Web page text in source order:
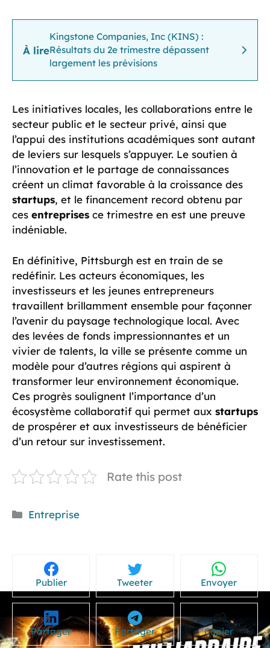
À lire
Kingstone Companies, Inc (KINS) :
Résultats du 2e trimestre dépassent
largement les prévisions
Les initiatives locales, les collaborations entre le
secteur public et le secteur privé, ainsi que
l’appui des institutions académiques sont autant
de leviers sur lesquels s’appuyer. Le soutien à
l’innovation et le partage de connaissances
créent un climat favorable à la croissance des
startups, et le financement record obtenu par
ces entreprises ce trimestre en est une preuve
indéniable.
En définitive, Pittsburgh est en train de se
redéfinir. Les acteurs économiques, les
investisseurs et les jeunes entrepreneurs
travaillent brillamment ensemble pour façonner
l’avenir du paysage technologique local. Avec
des levées de fonds impressionnantes et un
vivier de talents, la ville se présente comme un
modèle pour d’autres régions qui aspirent à
transformer leur environnement économique.
Ces progrès soulignent l’importance d’un
écosystème collaboratif qui permet aux startups
de prospérer et aux investisseurs de bénéficier
d’un retour sur investissement.
Rate this post
Catégories
Entreprise
Publier Tweeter Envoyer
Partager Partager Copier